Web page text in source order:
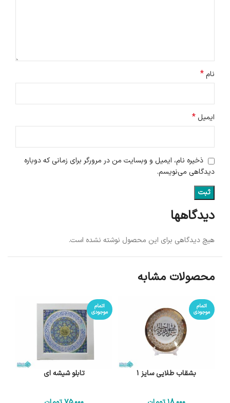
دیدگاهها
هیچ دیدگاهی برای این محصول نوشته نشده است.
نام*
ایمیل*
ذخیره نام، ایمیل و وبسایت من در مرورگر برای زمانی که دوباره
دیدگاهی می‌نویسم.
محصولات مشابه
اتمام
موجودی
بشقاب طلایی سایز 1
اتمام
موجودی
تابلو شیشه ای